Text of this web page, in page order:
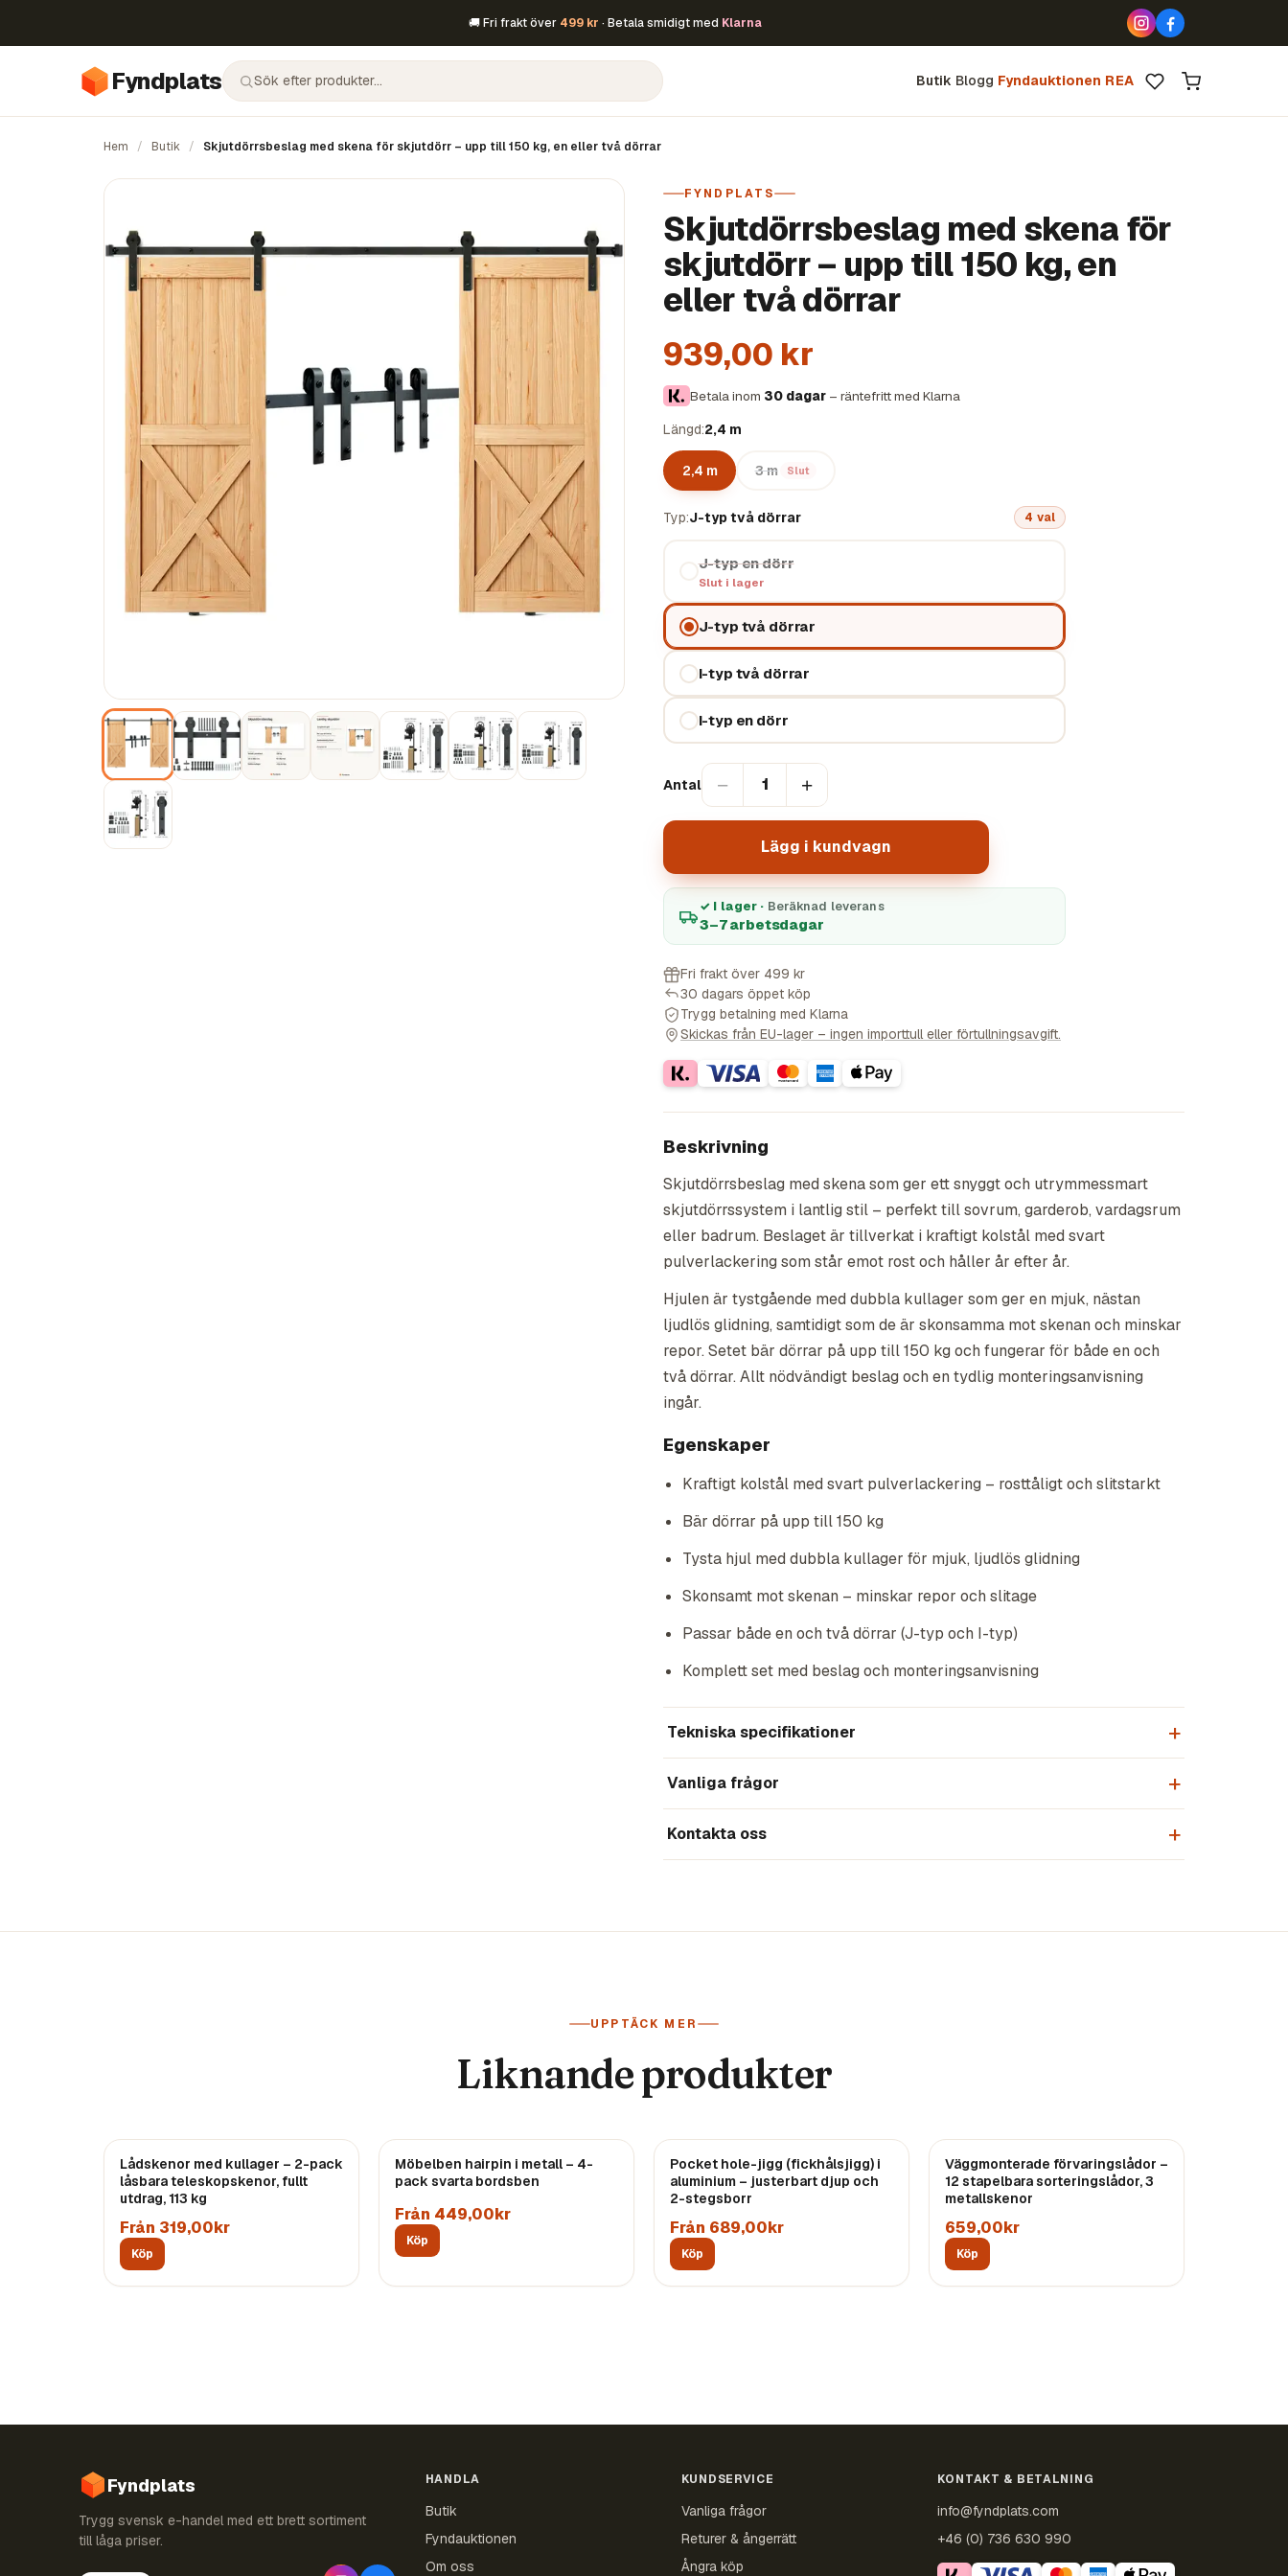
🚚 Fri frakt över 499 kr · Betala smidigt med Klarna
Fyndplats Butik Blogg Fyndauktionen REA
Hem / Butik / Skjutdörrsbeslag med skena för skjutdörr – upp till 150 kg, en eller två dörrar
FYNDPLATS
Skjutdörrsbeslag med skena för
skjutdörr – upp till 150 kg, en
eller två dörrar
939,00 kr
Betala inom 30 dagar – räntefritt med Klarna
Längd 2,4 m
2,4 m 3 m Slut
Typ J-typ två dörrar 4 val
J-typ en dörr
Slut i lager
J-typ två dörrar
I-typ två dörrar
I-typ en dörr
Antal − 1 +
Lägg i kundvagn
✓ I lager · Beräknad leverans
3–7 arbetsdagar
Fri frakt över 499 kr
30 dagars öppet köp
Trygg betalning med Klarna
Skickas från EU-lager – ingen importtull eller förtullningsavgift.
Beskrivning
Skjutdörrsbeslag med skena som ger ett snyggt och utrymmessmart
skjutdörrssystem i lantlig stil – perfekt till sovrum, garderob, vardagsrum
eller badrum. Beslaget är tillverkat i kraftigt kolstål med svart
pulverlackering som står emot rost och håller år efter år.
Hjulen är tystgående med dubbla kullager som ger en mjuk, nästan
ljudlös glidning, samtidigt som de är skonsamma mot skenan och minskar
repor. Setet bär dörrar på upp till 150 kg och fungerar för både en och
två dörrar. Allt nödvändigt beslag och en tydlig monteringsanvisning
ingår.
Egenskaper
Kraftigt kolstål med svart pulverlackering – rosttåligt och slitstarkt
Bär dörrar på upp till 150 kg
Tysta hjul med dubbla kullager för mjuk, ljudlös glidning
Skonsamt mot skenan – minskar repor och slitage
Passar både en och två dörrar (J-typ och I-typ)
Komplett set med beslag och monteringsanvisning
Tekniska specifikationer
Vanliga frågor
Kontakta oss
UPPTÄCK MER
Liknande produkter
Lådskenor med kullager – 2-pack
låsbara teleskopskenor, fullt
utdrag, 113 kg
Från 319,00kr
Köp
Möbelben hairpin i metall – 4-
pack svarta bordsben
Från 449,00kr
Köp
Pocket hole-jigg (fickhålsjigg) i
aluminium – justerbart djup och
2-stegsborr
Från 689,00kr
Köp
Väggmonterade förvaringslådor –
12 stapelbara sorteringslådor, 3
metallskenor
659,00kr
Köp
Fyndplats
Trygg svensk e-handel med ett brett sortiment
till låga priser.
HANDLA
Butik
Fyndauktionen
Om oss
KUNDSERVICE
Vanliga frågor
Returer & ångerrätt
Ångra köp
KONTAKT & BETALNING
info@fyndplats.com
+46 (0) 736 630 990